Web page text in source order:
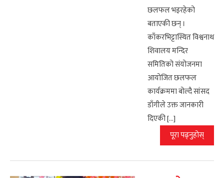
छलफल भइरहेको
बताएकी छन् ।
काँकरभिट्टास्थित विश्वनाथ
शिवालय मन्दिर
समितिको संयोजनमा
आयोजित छलफल
कार्यक्रममा बोल्दै सांसद
डाँगीले उक्त जानकारी
दिएकी […]
पूरा पढ्नुहोस्